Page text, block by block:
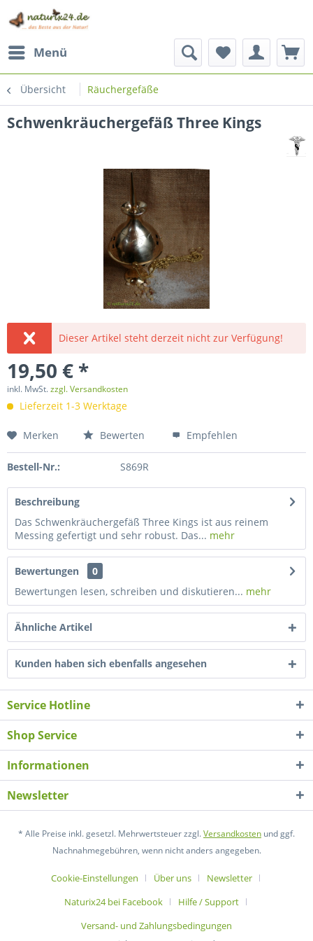
Menü
Übersicht Räuchergefäße
Schwenkräuchergefäß Three Kings
Dieser Artikel steht derzeit nicht zur Verfügung!
19,50 € *
inkl. MwSt.zzgl. Versandkosten
Lieferzeit 1-3 Werktage
Merken Bewerten Empfehlen
Bestell-Nr.: S869R
Beschreibung
Das Schwenkräuchergefäß Three Kings ist aus reinem
Messing gefertigt und sehr robust. Das... mehr
Bewertungen
0
Bewertungen lesen, schreiben und diskutieren... mehr
Ähnliche Artikel
Kunden haben sich ebenfalls angesehen
Service Hotline
Shop Service
Informationen
Newsletter
* Alle Preise inkl. gesetzl. Mehrwertsteuer zzgl.Versandkosten und ggf.
Nachnahmegebühren, wenn nicht anders angegeben.
Cookie-Einstellungen Über uns
Newsletter
Naturix24 bei Facebook
Hilfe / Support
Versand- und Zahlungsbedingungen